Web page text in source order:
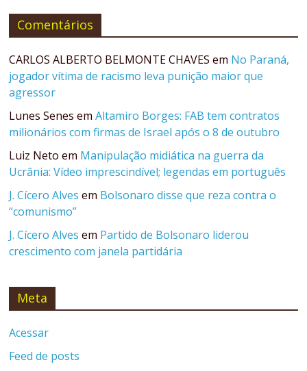
Comentários
CARLOS ALBERTO BELMONTE CHAVES em No Paraná,
jogador vítima de racismo leva punição maior que
agressor
Lunes Senes emAltamiro Borges: FAB tem contratos
milionários com firmas de Israel após o 8 de outubro
Luiz Neto em Manipulação midiática na guerra da
Ucrânia: Vídeo imprescindível; legendas em português
J. Cícero Alves em Bolsonaro disse que reza contra o
“comunismo”
J. Cícero Alves em Partido de Bolsonaro liderou
crescimento com janela partidária
Meta
Acessar
Feed de posts